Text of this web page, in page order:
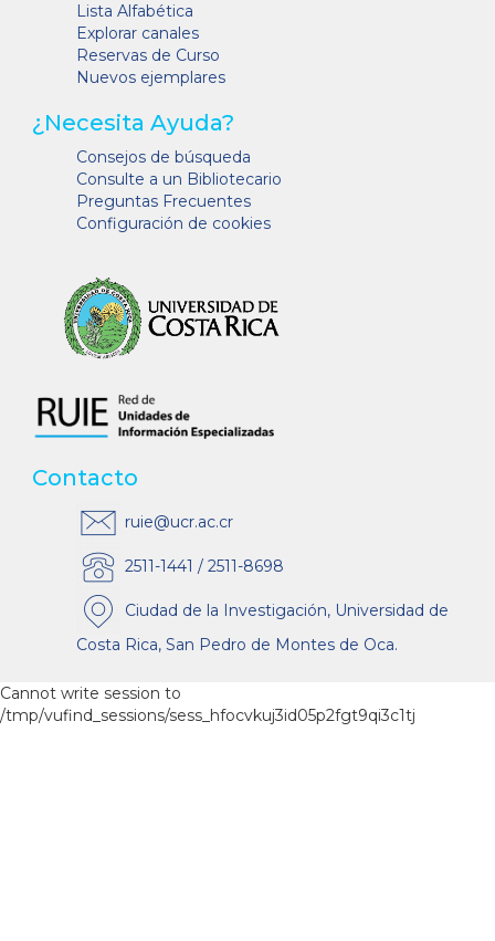
Lista Alfabética
Explorar canales
Reservas de Curso
Nuevos ejemplares
¿Necesita Ayuda?
Consejos de búsqueda
Consulte a un Bibliotecario
Preguntas Frecuentes
Configuración de cookies
Contacto
ruie@ucr.ac.cr
2511-1441 / 2511-8698
Ciudad de la Investigación, Universidad de
Costa Rica, San Pedro de Montes de Oca.
Cannot write session to
/tmp/vufind_sessions/sess_hfocvkuj3id05p2fgt9qi3c1tj